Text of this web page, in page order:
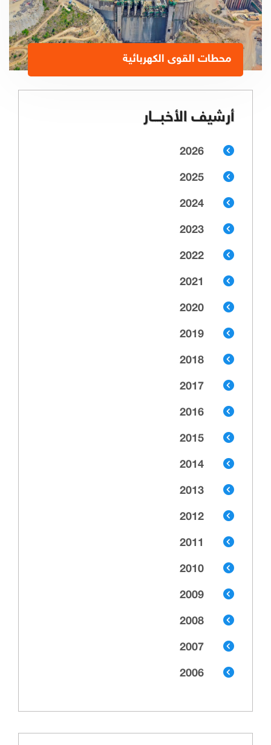
محطات القوى الكهربائية
أرشيف الأخبـــار
2026
2025
2024
2023
2022
2021
2020
2019
2018
2017
2016
2015
2014
2013
2012
2011
2010
2009
2008
2007
2006